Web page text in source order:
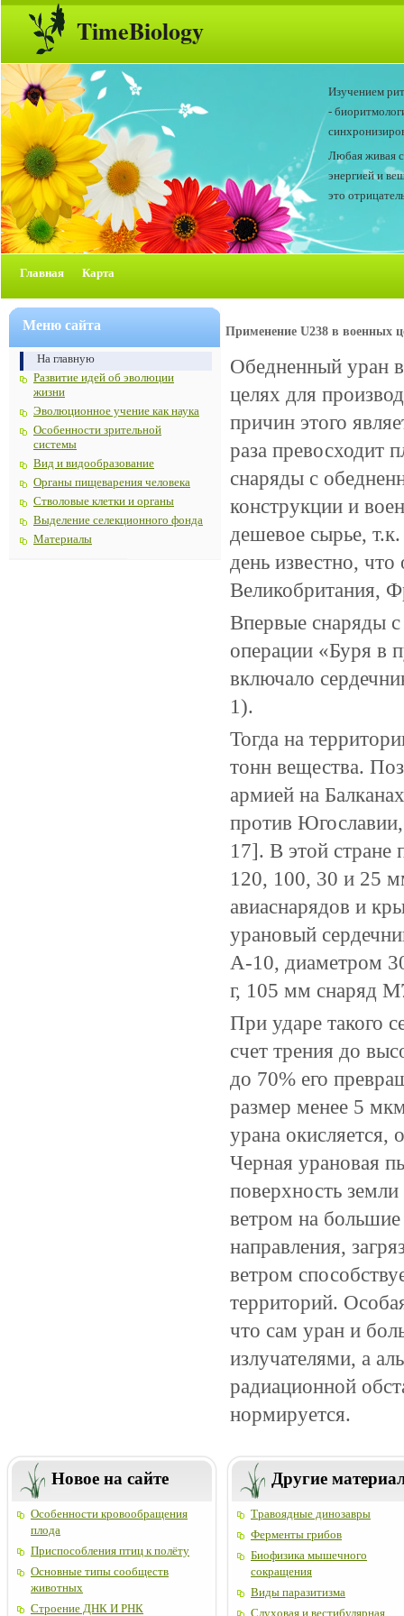
TimeBiology
Изучением
-
Любая живая
энергией и
это
Главная Карта
Меню сайта
На главную
Развитие идей об эволюции
жизни
Эволюционное учение как наука
Особенности зрительной
системы
Вид и видообразование
Органы пищеварения человека
Стволовые клетки и органы
Выделение селекционного фонда
Материалы
Применение U238 в военных
Обедненный уран
целях для
причин этого
раза превосходит
снаряды с
конструкции и
дешевое сырье,
день известно,
Великобритания,
Впервые снаряды
операции «Буря в
включало
1).
Тогда на
тонн вещества.
армией на
против
17]. В этой стране
120, 100, 30 и 25
авиаснарядов и
урановый
А-10, диаметром
г, 105 мм снаряд
При ударе такого
счет трения до
до 70% его
размер менее 5
урана
Черная урановая
поверхность
ветром на большие
направления,
ветром
территорий.
что сам уран и
излучателями, а
радиационной
нормируется.
Новое на сайте
Особенности кровообращения
плода
Приспособления птиц к полёту
Основные типы сообществ
животных
Строение ДНК И РНК
Другие
Травоядные динозавры
Ферменты грибов
Биофизика мышечного
сокращения
Виды паразитизма
Слуховая и вестибулярная